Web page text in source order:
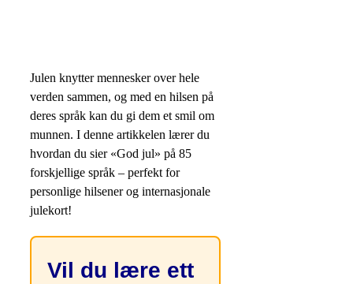
Julen knytter mennesker over hele
verden sammen, og med en hilsen på
deres språk kan du gi dem et smil om
munnen. I denne artikkelen lærer du
hvordan du sier «God jul» på 85
forskjellige språk – perfekt for
personlige hilsener og internasjonale
julekort!
Vil du lære ett